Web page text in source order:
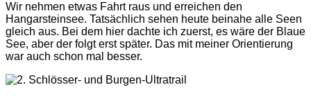
Wir nehmen etwas Fahrt raus und erreichen den
Hangarsteinsee. Tatsächlich sehen heute beinahe alle Seen
gleich aus. Bei dem hier dachte ich zuerst, es wäre der Blaue
See, aber der folgt erst später. Das mit meiner Orientierung
war auch schon mal besser.